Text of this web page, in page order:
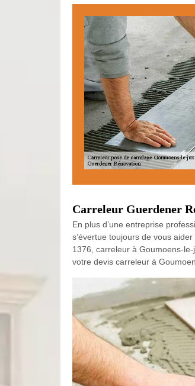
Carreleur Guerdener
En plus d’une entreprise
s’évertue toujours de vous
1376, carreleur à Goumoens-
votre devis carreleur à